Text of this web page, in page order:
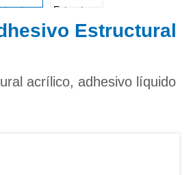
Estructural
acrílico, adhesivo líquido